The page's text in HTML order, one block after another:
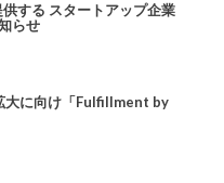
する スタートアップ企業
らせ
大に向け「Fulfillment by